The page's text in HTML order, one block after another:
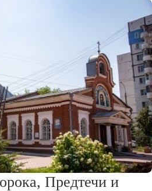
Предтечи и